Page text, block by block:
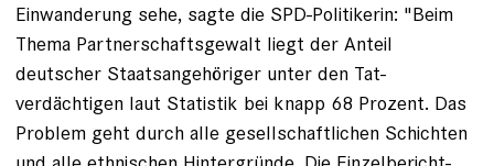
Einwanderung sehe, sagte die SPD-Politikerin: "Beim
Thema Partnerschaftsgewalt liegt der Anteil
deutscher Staatsangehöriger unter den Tat­
verdächtigen laut Statistik bei knapp 68 Prozent. Das
Problem geht durch alle gesellschaftlichen Schichten